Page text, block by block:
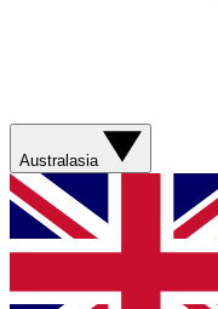
Australasia